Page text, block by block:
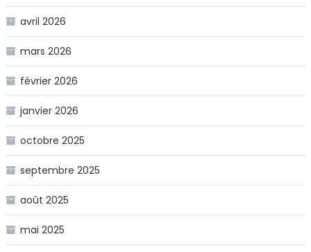
avril 2026
mars 2026
février 2026
janvier 2026
octobre 2025
septembre 2025
août 2025
mai 2025